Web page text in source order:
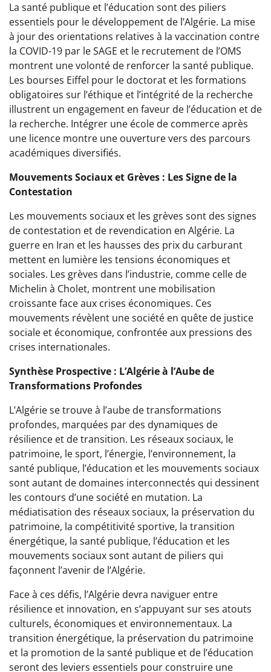
La santé publique et l’éducation sont des piliers
essentiels pour le développement de l’Algérie. La mise
à jour des orientations relatives à la vaccination contre
la COVID-19 par le SAGE et le recrutement de l’OMS
montrent une volonté de renforcer la santé publique.
Les bourses Eiffel pour le doctorat et les formations
obligatoires sur l’éthique et l’intégrité de la recherche
illustrent un engagement en faveur de l’éducation et de
la recherche. Intégrer une école de commerce après
une licence montre une ouverture vers des parcours
académiques diversifiés.
Mouvements Sociaux et Grèves : Les Signe de la
Contestation
Les mouvements sociaux et les grèves sont des signes
de contestation et de revendication en Algérie. La
guerre en Iran et les hausses des prix du carburant
mettent en lumière les tensions économiques et
sociales. Les grèves dans l’industrie, comme celle de
Michelin à Cholet, montrent une mobilisation
croissante face aux crises économiques. Ces
mouvements révèlent une société en quête de justice
sociale et économique, confrontée aux pressions des
crises internationales.
Synthèse Prospective : L’Algérie à l’Aube de
Transformations Profondes
L’Algérie se trouve à l’aube de transformations
profondes, marquées par des dynamiques de
résilience et de transition. Les réseaux sociaux, le
patrimoine, le sport, l’énergie, l’environnement, la
santé publique, l’éducation et les mouvements sociaux
sont autant de domaines interconnectés qui dessinent
les contours d’une société en mutation. La
médiatisation des réseaux sociaux, la préservation du
patrimoine, la compétitivité sportive, la transition
énergétique, la santé publique, l’éducation et les
mouvements sociaux sont autant de piliers qui
façonnent l’avenir de l’Algérie.
Face à ces défis, l’Algérie devra naviguer entre
résilience et innovation, en s’appuyant sur ses atouts
culturels, économiques et environnementaux. La
transition énergétique, la préservation du patrimoine
et la promotion de la santé publique et de l’éducation
seront des leviers essentiels pour construire une